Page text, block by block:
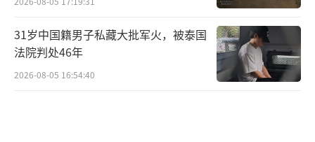
31岁中国籍男子私藏大批军火，被泰国
法院判处46年
2026-08-05 16:54:40